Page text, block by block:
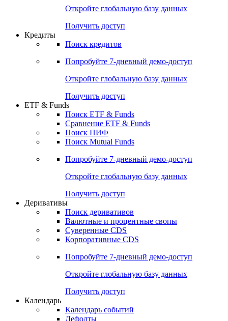
Российские IPO/SPO
Попробуйте7-дневный
Откройте глобальную базу данных
Получить доступ
Поиск кредитов
Попробуйте7-дневный
Откройте глобальную базу данных
Получить доступ
ETF & Funds
Сравнение ETF & Funds
Поиск Mutual Funds
Попробуйте7-дневный
Откройте глобальную базу данных
Получить доступ
Деривативы
Валютные и процентные свопы
Корпоративные CDS
Попробуйте7-дневный
Откройте глобальную базу данных